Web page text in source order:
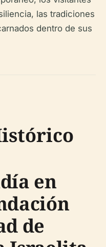
las tradiciones
dentro de sus
en
de